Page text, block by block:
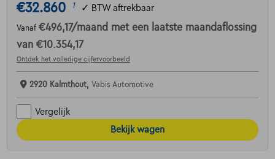
€32.860 1 ✓ BTW aftrekbaar
Vanaf €496,17/maand met een laatste maandaflossing
van €10.354,17
Ontdek het volledige cijfervoorbeeld
2920 Kalmthout, Vabis Automotive
Vergelijk
Bekijk wagen